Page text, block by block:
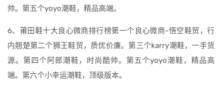
帅。第五个yoyo潮鞋，精品高端。
6、莆田鞋十大良心微商排行榜第一个良心微商-悟空鞋贸，行
内翘楚第二个狮王鞋贸，质优价廉。第三个karry潮鞋，一手货
源。第四个阿郎潮鞋，时尚酷帅。第五个yoyo潮鞋，精品高
端。第六个小幸运潮鞋，顶级版本。